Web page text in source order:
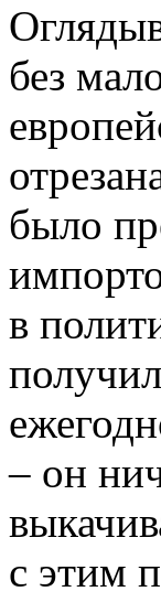
без
было
в
– он
с этим